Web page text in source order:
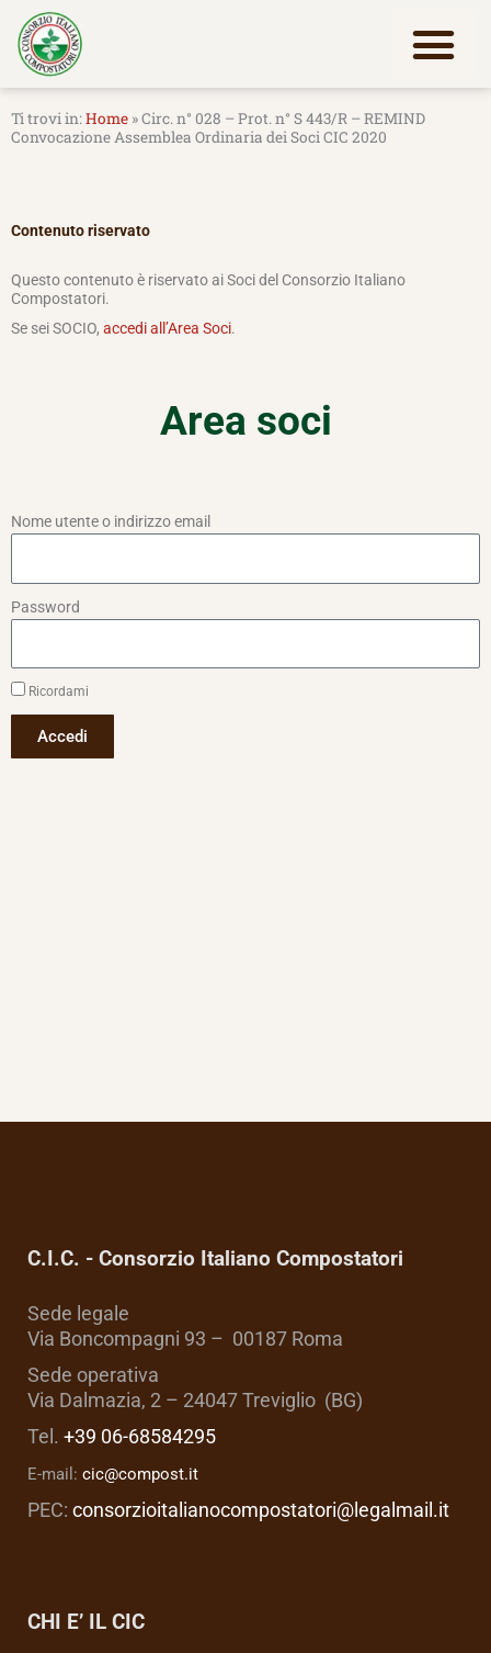
contenuto
Home »Circ. n° 028 – Prot. n° S 443/R – REMIND
Convocazione Assemblea Ordinaria dei Soci CIC 2020
Contenuto riservato
Questo contenuto è riservato ai Soci del Consorzio Italiano
Compostatori.
Se sei SOCIO, accedi all’Area Soci.
Area soci
Nome utente o indirizzo email
Password
Ricordami
Accedi
C.I.C. - Consorzio Italiano Compostatori
Sede legale
Via Boncompagni 93 – 00187 Roma
Sede operativa
Via Dalmazia, 2 – 24047 Treviglio (BG)
Tel. +39 06-68584295
E-mail: cic@compost.it
PEC: consorzioitalianocompostatori@legalmail.it
CHI E’ IL CIC